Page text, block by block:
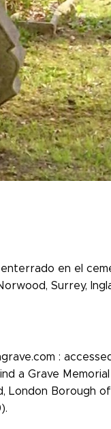
en el
Surrey,
:
a Grave
Borough